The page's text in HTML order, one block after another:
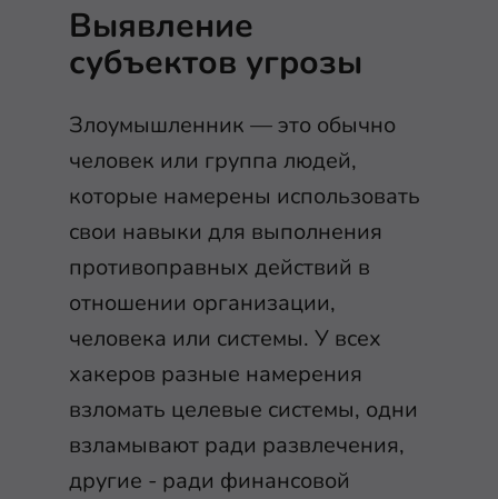
Выявление
субъектов угрозы
Злоумышленник — это обычно
человек или группа людей,
которые намерены использовать
свои навыки для выполнения
противоправных действий в
отношении организации,
человека или системы. У всех
хакеров разные намерения
взломать целевые системы, одни
взламывают ради развлечения,
другие - ради финансовой